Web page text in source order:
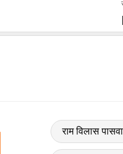
राम विलास